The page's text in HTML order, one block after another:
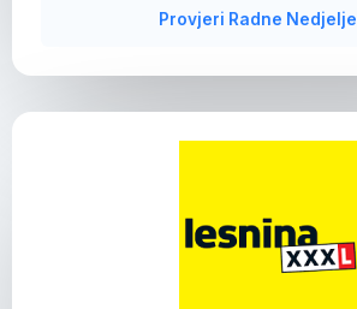
Provjeri Radne Nedjelje